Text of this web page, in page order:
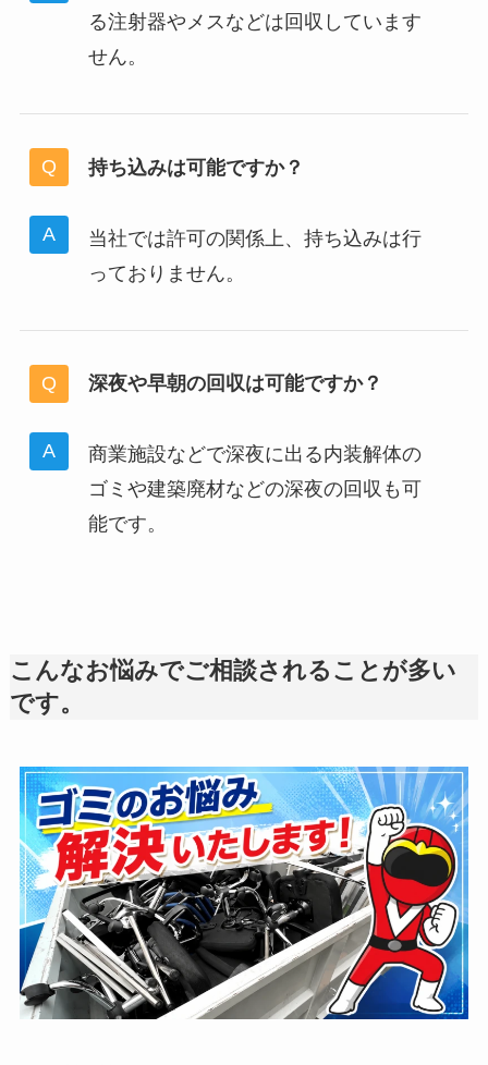
る注射器やメスなどは回収しています
せん。
持ち込みは可能ですか？
当社では許可の関係上、持ち込みは行
っておりません。
深夜や早朝の回収は可能ですか？
商業施設などで深夜に出る内装解体の
ゴミや建築廃材などの深夜の回収も可
能です。
こんなお悩みでご相談されることが多い
です。